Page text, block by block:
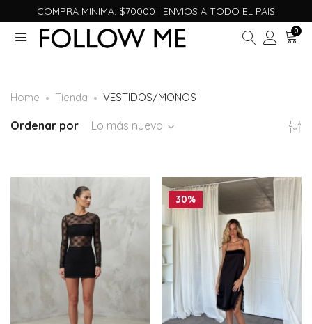
COMPRA MINIMA: $70000 | ENVIOS A TODO EL PAIS
0
Home Tienda VESTIDOS/MONOS
Ordenar por Lo más nuevo
30%